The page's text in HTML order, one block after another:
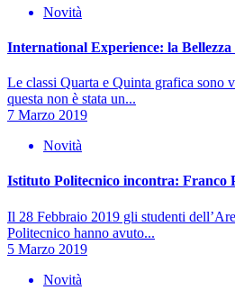
Novità
International Experience: la
Le classi Quarta e Quinta grafica sono
questa non è stata un...
7 Marzo 2019
Novità
Istituto Politecnico incontra: Franco
Il 28 Febbraio 2019 gli studenti
Politecnico hanno avuto...
5 Marzo 2019
Novità